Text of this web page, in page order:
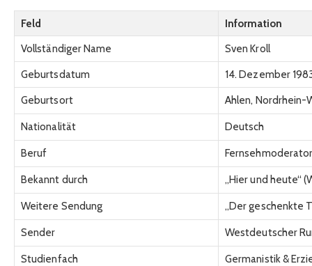
Feld
Information
Vollständiger Name
Sven Kroll
Geburtsdatum
14. Dezember
Geburtsort
Ahlen, Nordrhein-
Nationalität
Deutsch
Beruf
Bekannt durch
„Hier und heute“
Weitere Sendung
„Der geschenkte
Sender
Westdeutscher
Studienfach
Germanistik &